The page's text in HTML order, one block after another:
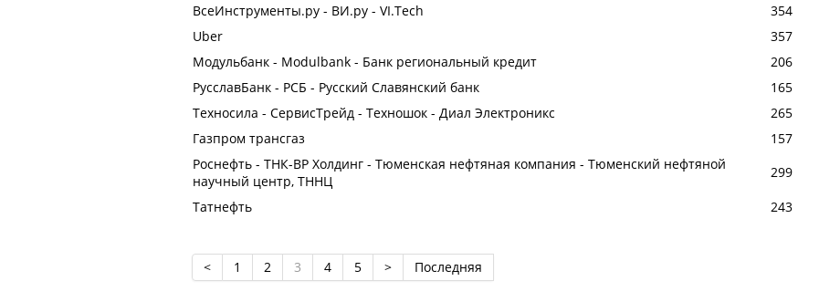
ВсеИнструменты.ру - ВИ.ру - VI.Tech
354
Uber
357
Модульбанк - Modulbank - Банк региональный кредит
206
РусславБанк - РСБ - Русский Славянский банк
165
Техносила - СервисТрейд - Техношок - Диал Электроникс
265
Газпром трансгаз
157
Роснефть - ТНК-ВР Холдинг - Тюменская нефтяная компания - Тюменский нефтяной
научный центр, ТННЦ
299
Татнефть
243
< 1 2 3 4 5 > Последняя